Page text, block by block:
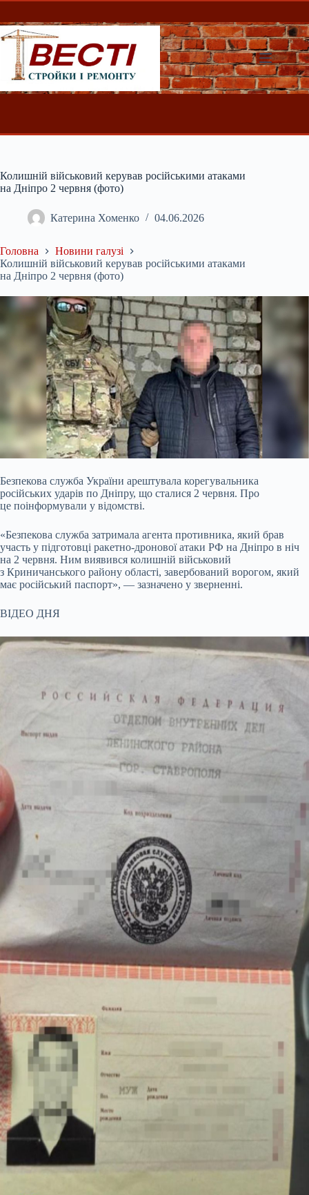
Перейти
вмісту
Колишній військовий керував російськими атаками
на Дніпро 2 червня (фото)
Катерина Хоменко 04.06.2026
Головна
Новини галузі
Колишній військовий керував російськими атаками
на Дніпро 2 червня (фото)
Безпекова служба України арештувала корегувальника
російських ударів по Дніпру, що сталися 2 червня. Про
це поінформували у відомстві.
«Безпекова служба затримала агента противника, який брав
участь у підготовці ракетно-дронової атаки РФ на Дніпро в ніч
на 2 червня. Ним виявився колишній військовий
з Криничанського району області, завербований ворогом, який
має російський паспорт», — зазначено у зверненні.
ВІДЕО ДНЯ